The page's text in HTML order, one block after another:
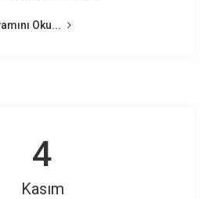
Oku...
4
Kasım